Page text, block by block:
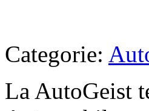
Categorie:
La AutoGeist